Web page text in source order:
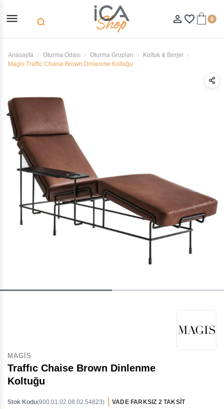
menu search person_outline favorite_border 0
Anasayfa Oturma Odası Oturma Grupları
Koltuk & Berjer
Magis Traffıc Chaise Brown Dinlenme Koltuğu
MAGIS
Traffıc Chaise Brown Dinlenme
Koltuğu
(900.01.02.08.02.54823)
Stok Kodu VADE FARKSIZ 2 TAKSİT